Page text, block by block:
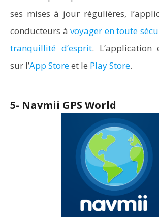
ses mises à jour régulières,
conducteurs à voyager en toute
tranquillité d’esprit. L’application
sur l’App Storeet le Play Store.
5- Navmii GPS World